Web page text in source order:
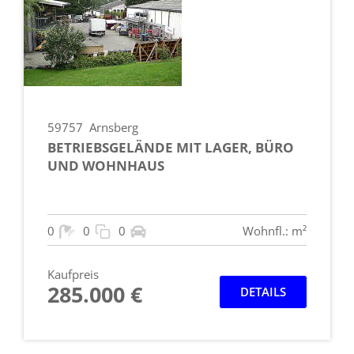
59757 Arnsberg
BETRIEBSGELÄNDE MIT LAGER, BÜRO
UND WOHNHAUS
0 0 0 Wohnfl.: m²
Kaufpreis
285.000 € DETAILS